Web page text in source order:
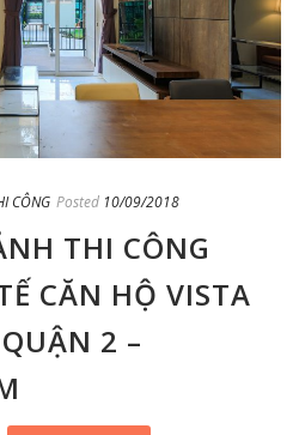
CÔNG Posted 10/09/2018
THI CÔNG
CĂN HỘ VISTA
2 –